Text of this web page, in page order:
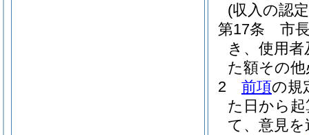
(収入の認
第17条
市
き、使用
た額その
2
前項の規
た日から
て、意見